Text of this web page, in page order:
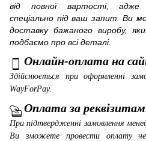
від повної вартості, адже
спеціально під ваш запит. Ви
доставку бажаного виробу,
подбаємо про всі деталі.
Онлайн-оплата на
Здійснюється при оформленні
WayForPay.
Оплата за
При підтвердженні замовлення
Ви зможете провести оплату